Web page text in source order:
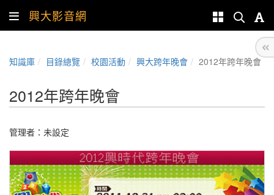
興大影音網
知識庫 目錄總覽 校園活動 興大跨年晚會 2012年跨年晚會
2012年跨年晚會
管理者：未設定